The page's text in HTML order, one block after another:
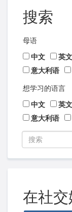
搜索
母语
中文
英文
意大利语
想学习的语言
中文
英文
意大利语
在社交